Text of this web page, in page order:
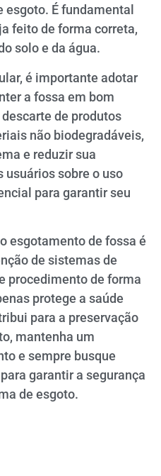
É fundamental
feito de forma correta,
solo e da água.
é importante adotar
a fossa em bom
de produtos
não biodegradáveis,
e reduzir sua
usuários sobre o uso
para garantir seu
esgotamento de fossa é
de sistemas de
procedimento de forma
protege a saúde
para a preservação
mantenha um
e sempre busque
garantir a segurança
de esgoto.